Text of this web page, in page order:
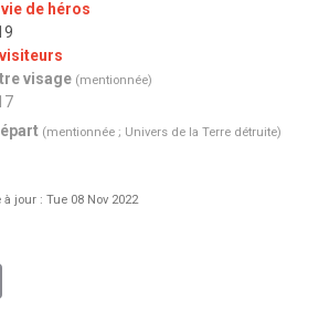
vie de héros
visage (mentionnée)
(mentionnée ; Univers de la Terre détruite)
jour : Tue 08 Nov 2022